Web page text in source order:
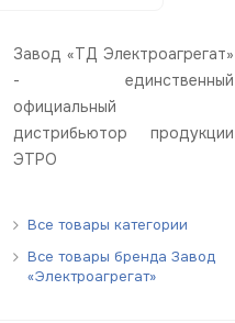
Завод «ТД Электроагрегат»
- единственный
официальный
дистрибьютор продукции
ЭТРО
Все товары категории
Все товары бренда Завод
«Электроагрегат»